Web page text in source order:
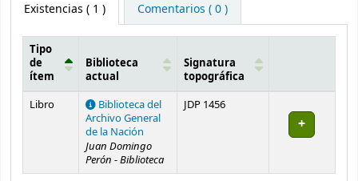
Existencias ( 1 ) Comentarios ( 0 )
Existencias
Tipo
de
ítem
Biblioteca
actual
Signatura
topográfica
Libro
Biblioteca del
Archivo General
de la Nación
Juan Domingo
Perón - Biblioteca
JDP 1456